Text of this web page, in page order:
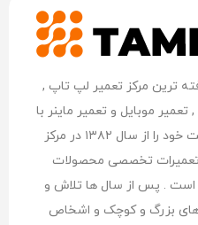
ترین مرکز تعمیر لپ تاپ ,
موبایل و تعمیر ماینر با
نام تجاری TamirGroup فعالیت خود را از سال ۱۳۸۲ در مرکز
تعمیرات تخصصی محصولات
است . پس از سال ها تلاش و
های بزرگ و کوچک و اشخاص